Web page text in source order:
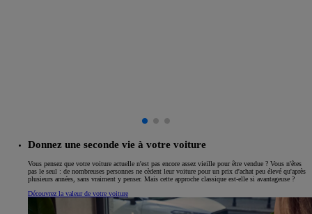
Donnez une seconde vie à votre voiture
Vous pensez que votre voiture actuelle n'est pas encore assez vieille pour être vendue ? Vous n'êtes
pas le seul : de nombreuses personnes ne cèdent leur voiture pour un prix d'achat peu élevé qu'après
plusieurs années, sans vraiment y penser. Mais cette approche classique est-elle si avantageuse ?
Découvrez la valeur de votre voiture